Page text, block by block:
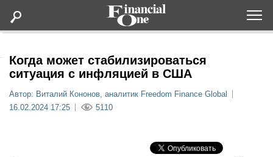
Статьи
Когда может стабилизироваться
ситуация с инфляцией в США
Автор: Виталий Кононов, аналитик Freedom Finance Global
16.02.2024 17:25
5110